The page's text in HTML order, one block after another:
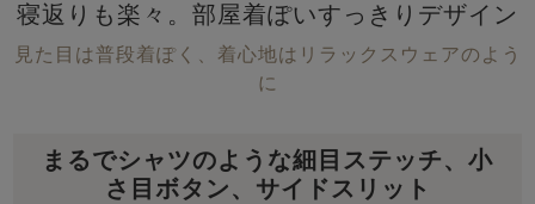
寝返りも楽々。部屋着ぽいすっきりデザイン
見た目は普段着ぽく、着心地はリラックスウェアのよう
に
まるでシャツのような細目ステッチ、小
さ目ボタン、サイドスリット